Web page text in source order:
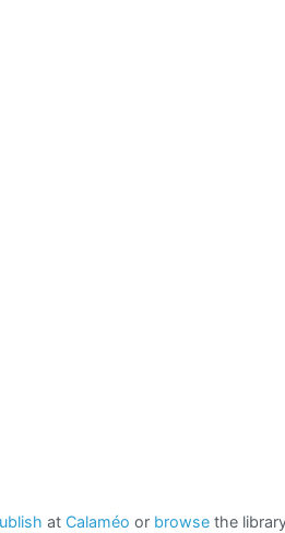
at Calaméo or browsethe